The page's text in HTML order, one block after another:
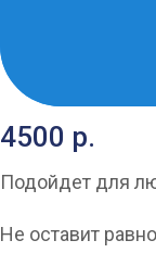
4500 р.
Подойдет для
Не оставит